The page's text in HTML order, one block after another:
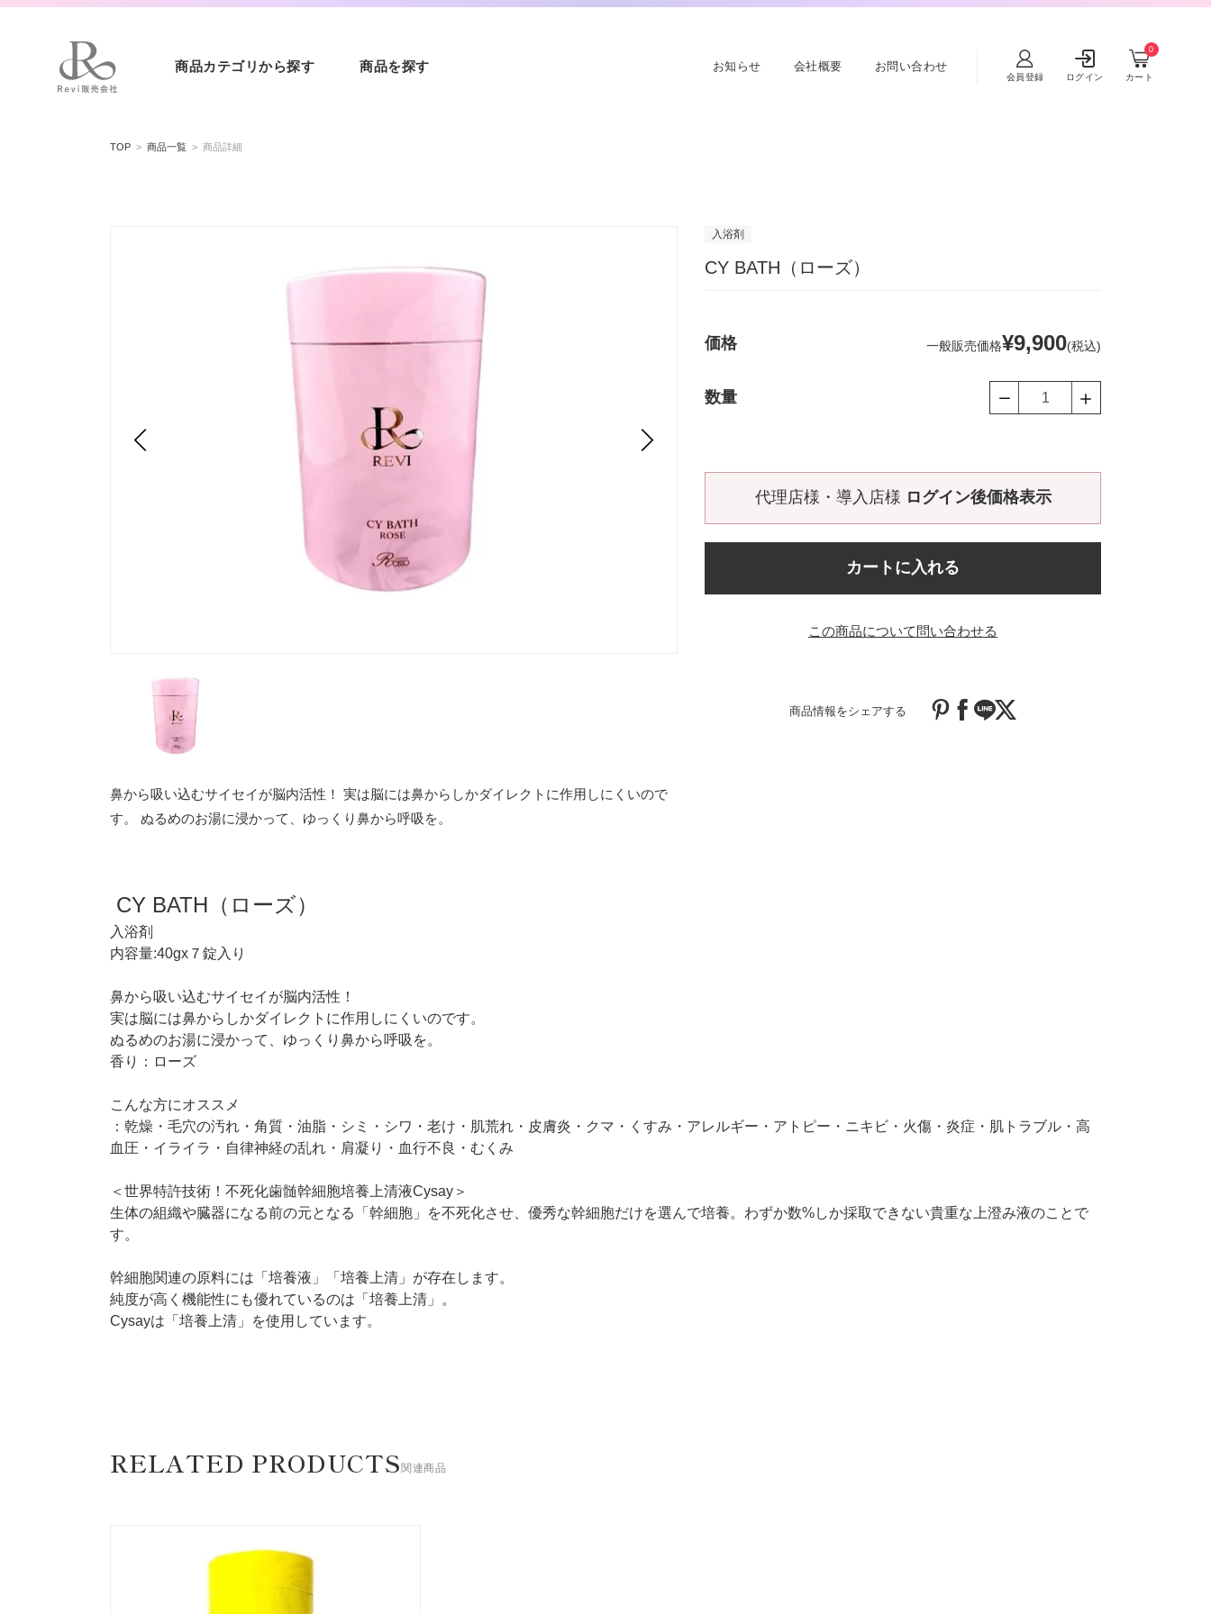
商品カテゴリから探す 商品を探す お知らせ 会社概要 お問い合わせ
会員登録 ログイン
0
カート
TOP 商品一覧 商品詳細
鼻から吸い込むサイセイが脳内活性！ 実は脳には鼻からしかダイレクトに作用しにくいので
す。 ぬるめのお湯に浸かって、ゆっくり鼻から呼吸を。
入浴剤
CY BATH（ローズ）
価格 一般販売価格通
常
価
¥9,900(税込)
数量
代理店様・導入店様 ログイン後価格表示
カートに入れる
この商品について問い合わせる
商品情報をシェアする
CY BATH（ローズ）
入浴剤
内容量:40gx７錠入り
鼻から吸い込むサイセイが脳内活性！
実は脳には鼻からしかダイレクトに作用しにくいのです。
ぬるめのお湯に浸かって、ゆっくり鼻から呼吸を。
香り：ローズ
こんな方にオススメ
：乾燥・毛穴の汚れ・角質・油脂・シミ・シワ・老け・肌荒れ・皮膚炎・クマ・くすみ・アレルギー・アトピー・ニキビ・火傷・炎症・肌トラブル・高
血圧・イライラ・自律神経の乱れ・肩凝り・血行不良・むくみ
＜世界特許技術！不死化歯髄幹細胞培養上清液Cysay＞
生体の組織や臓器になる前の元となる「幹細胞」を不死化させ、優秀な幹細胞だけを選んで培養。わずか数%しか採取できない貴重な上澄み液のことで
す。
幹細胞関連の原料には「培養液」「培養上清」が存在します。
純度が高く機能性にも優れているのは「培養上清」。
Cysayは「培養上清」を使用しています。
RELATED PRODUCTS 関連商品